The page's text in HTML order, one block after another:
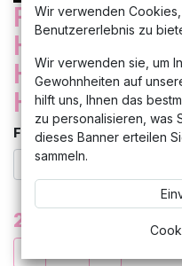
Fascinator
Hüte Damen
Haarreif
Hochzeit
Farbe
28,99
Wir verwenden
Benutzererlebnis zu
Wir verwenden sie, um
Gewohnheiten auf
hilft uns, Ihnen das
zu personalisieren, was
dieses Banner erteilen
sammeln.